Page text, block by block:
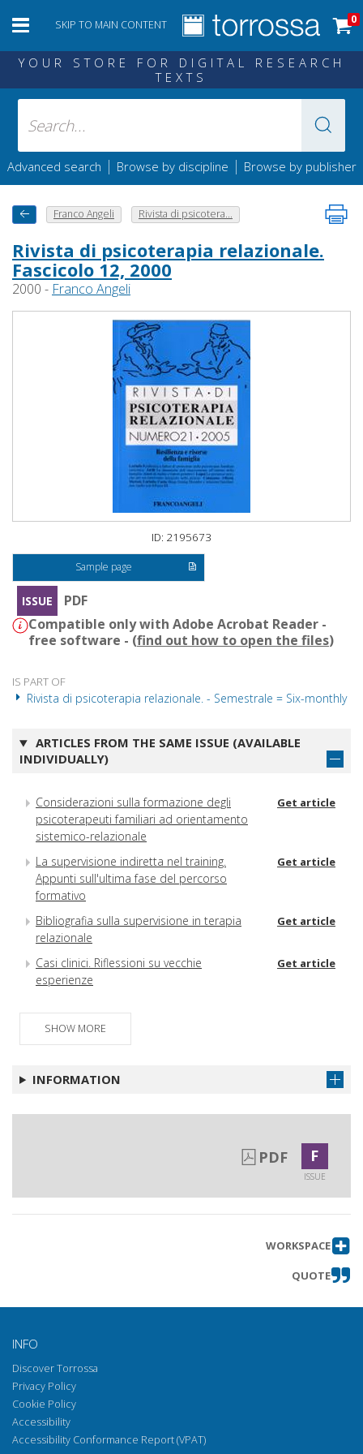
SKIP TO MAIN CONTENT 0
YOUR STORE FOR DIGITAL RESEARCH
TEXTS
Advanced search | Browse by discipline | Browse by publisher
Franco Angeli Rivista di psicotera...
Rivista di psicoterapia relazionale.
Fascicolo 12, 2000
2000 - Franco Angeli
ID: 2195673
Sample page
ISSUE
PDF
Compatible only with Adobe Acrobat Reader -
free software - (find out how to open the files)
IS PART OF
Rivista di psicoterapia relazionale. - Semestrale = Six-monthly
ARTICLES FROM THE SAME ISSUE (AVAILABLE
INDIVIDUALLY)
Considerazioni sulla formazione degli
psicoterapeuti familiari ad orientamento
sistemico-relazionale
Get article
La supervisione indiretta nel training.
Appunti sull'ultima fase del percorso
formativo
Get article
Bibliografia sulla supervisione in terapia
relazionale
Get article
Casi clinici. Riflessioni su vecchie
esperienze
Get article
SHOW MORE
INFORMATION
PDF F
ISSUE
WORKSPACE
QUOTE
INFO
Discover Torrossa
Privacy Policy
Cookie Policy
Accessibility
Accessibility Conformance Report (VPAT)